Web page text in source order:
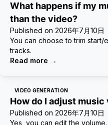
What happens if my
than the video?
Published on 2026年7月10日
You can choose to trim
tracks.
Read more →
VIDEO GENERATION
How do I adjust
Published on 2026年7月10日
Yes, you can edit the